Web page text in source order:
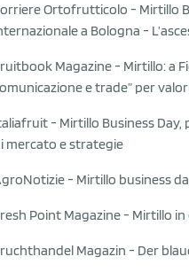
Ortofrutticolo - Mirtillo
a Bologna -
Magazine - Mirtillo: a
e trade” per
- Mirtillo Business
mercato e strategie
- Mirtillo business
Point Magazine - Mirtillo
Magazin - Der